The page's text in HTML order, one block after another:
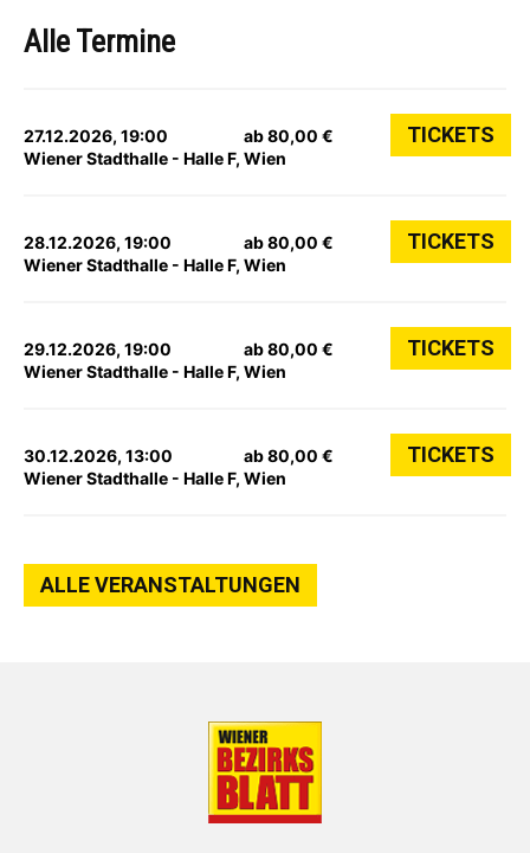
Alle Termine
27.12.2026, 19:00
Wiener Stadthalle - Halle F, Wien
ab 80,00 € TICKETS
28.12.2026, 19:00
Wiener Stadthalle - Halle F, Wien
ab 80,00 € TICKETS
29.12.2026, 19:00
Wiener Stadthalle - Halle F, Wien
ab 80,00 € TICKETS
30.12.2026, 13:00
Wiener Stadthalle - Halle F, Wien
ab 80,00 € TICKETS
ALLE VERANSTALTUNGEN